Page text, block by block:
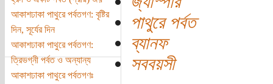
আকাশঢাকা পাথুরে পর্বতগণ: বৃষ্টির
দিন, সূর্যের দিন
আকাশঢাকা পাথুরে পর্বতগণ:
ত্রিভগ্নী পর্বত ও অন্যান্য
আকাশঢাকা পাথুরে পর্বতগণঃ
পাথুরে পর্বত
ব্যানফ
সববয়সী